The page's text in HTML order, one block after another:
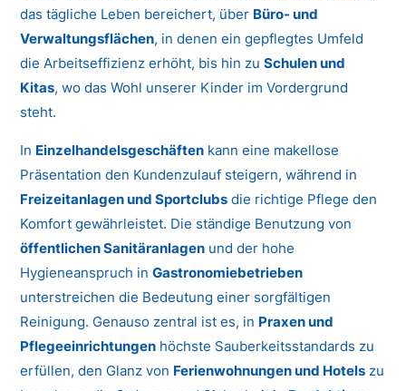
das tägliche Leben bereichert, über Büro- und
Verwaltungsflächen, in denen ein gepflegtes Umfeld
die Arbeitseffizienz erhöht, bis hin zuSchulen und
Kitas, wo das Wohl unserer Kinder im Vordergrund
steht.
In Einzelhandelsgeschäften kann eine makellose
Präsentation den Kundenzulauf steigern, während in
Freizeitanlagen und Sportclubs die richtige Pflege den
Komfort gewährleistet. Die ständige Benutzung von
öffentlichen Sanitäranlagen und der hohe
Hygieneanspruch inGastronomiebetrieben
unterstreichen die Bedeutung einer sorgfältigen
Reinigung. Genauso zentral ist es, in Praxen und
Pflegeeinrichtungen höchste Sauberkeitsstandards zu
erfüllen, den Glanz von Ferienwohnungen und Hotels zu